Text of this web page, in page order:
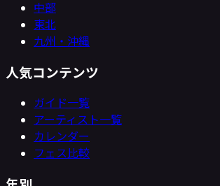
中部
東北
九州・沖縄
人気コンテンツ
ガイド一覧
アーティスト一覧
カレンダー
フェス比較